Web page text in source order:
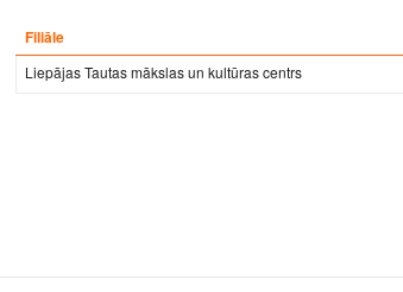
Filiāle
Liepājas Tautas mākslas un kultūras centrs